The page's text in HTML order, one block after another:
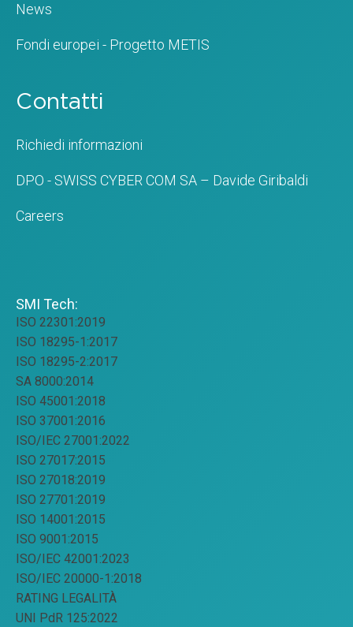
News
Fondi europei - Progetto METIS
Contatti
Richiedi informazioni
DPO - SWISS CYBER COM SA – Davide Giribaldi
Careers
SMI Tech:
ISO 22301:2019
ISO 18295-1:2017
ISO 18295-2:2017
SA 8000:2014
ISO 45001:2018
ISO 37001:2016
ISO/IEC 27001:2022
ISO 27017:2015
ISO 27018:2019
ISO 27701:2019
ISO 14001:2015
ISO 9001:2015
ISO/IEC 42001:2023
ISO/IEC 20000-1:2018
RATING LEGALITÀ
UNI PdR 125:2022